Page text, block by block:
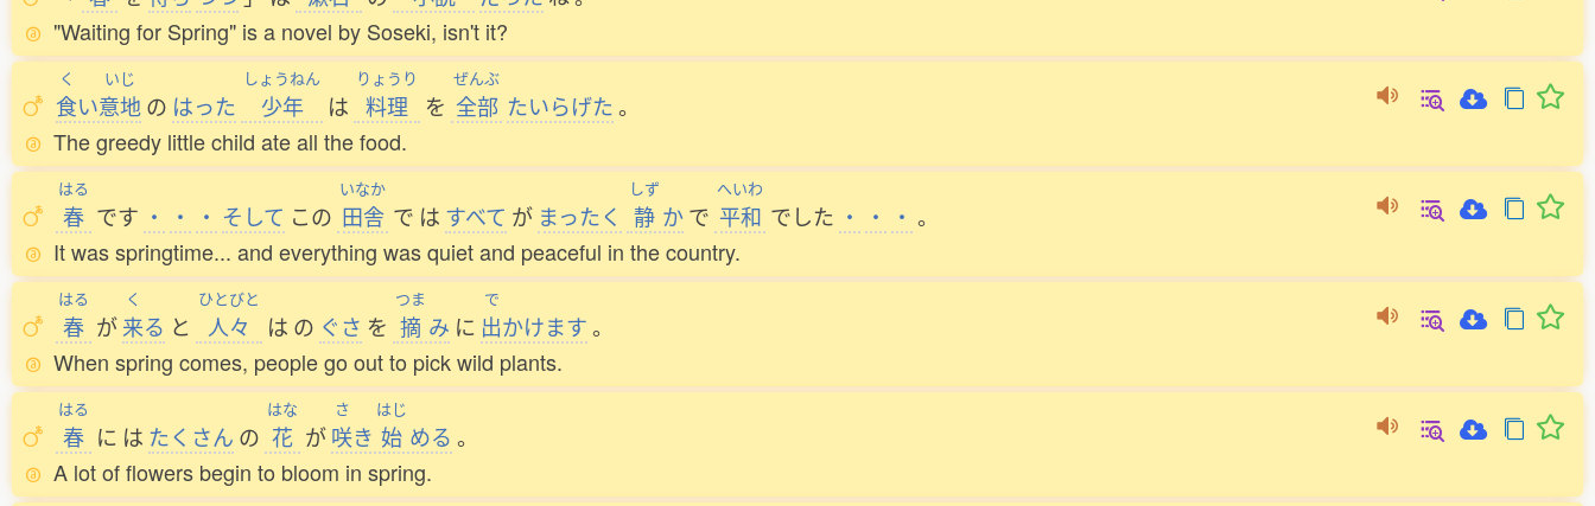
"Waiting for Spring" is a novel by Soseki, isn't it?
く
食い
いじ
意地の はった
しょうねん
少年 は
りょうり
料理 を
ぜんぶ
全部 たいらげた。
The greedy little child ate all the food.
はる
春 です ・ ・ ・ そして この
いなか
田舎 で は すべて が まったく
しず
静 か で
へいわ
平和 でした ・ ・ ・ 。
It was springtime... and everything was quiet and peaceful in the country.
はる
春 が
く
来る と
ひとびと
人々 は の ぐさ を
つま
摘 み に
で
出かけます。
When spring comes, people go out to pick wild plants.
はる
春 に は たくさん の
はな
花 が
さ
咲き
はじ
始 める 。
A lot of flowers begin to bloom in spring.